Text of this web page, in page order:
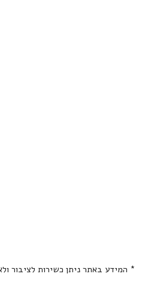
* המידע באתר ניתן כשירות לציבור